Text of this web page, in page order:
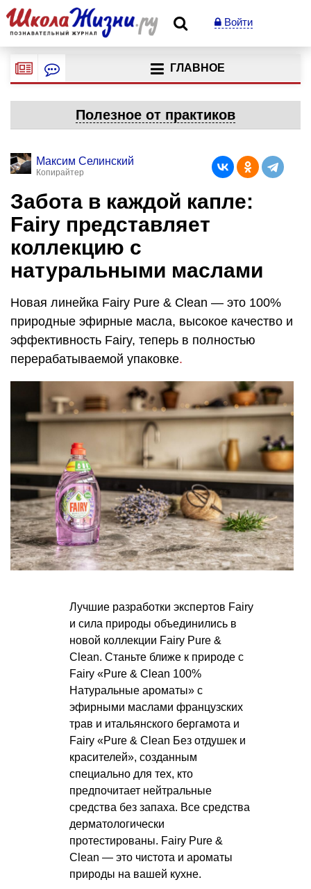
Войти
ГЛАВНОЕ
Полезное от практиков
Максим Селинский
Копирайтер
Забота в каждой капле:
Fairy представляет
коллекцию с
натуральными маслами
Новая линейка Fairy Pure & Clean — это 100%
природные эфирные масла, высокое качество и
эффективность Fairy, теперь в полностью
перерабатываемой упаковке.
Лучшие разработки экспертов Fairy
и сила природы объединились в
новой коллекции Fairy Pure &
Clean. Станьте ближе к природе с
Fairy «Pure & Clean 100%
Натуральные ароматы» с
эфирными маслами французских
трав и итальянского бергамота и
Fairy «Pure & Clean Без отдушек и
красителей», созданным
специально для тех, кто
предпочитает нейтральные
средства без запаха. Все средства
дерматологически
протестированы. Fairy Pure &
Clean — это чистота и ароматы
природы на вашей кухне.